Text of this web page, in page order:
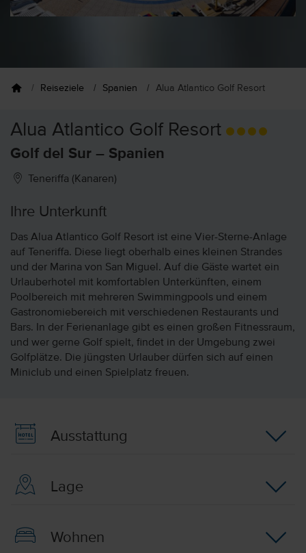
Reiseziele Spanien Alua Atlantico Golf Resort
Alua Atlantico Golf Resort
Golf del Sur – Spanien
Teneriffa (Kanaren)
Ihre Unterkunft
Das Alua Atlantico Golf Resort ist eine Vier-Sterne-Anlage
auf Teneriffa. Diese liegt oberhalb eines kleinen Strandes
und der Marina von San Miguel. Auf die Gäste wartet ein
Urlauberhotel mit komfortablen Unterkünften, einem
Poolbereich mit mehreren Swimmingpools und einem
Gastronomiebereich mit verschiedenen Restaurants und
Bars. In der Ferienanlage gibt es einen großen Fitnessraum,
und wer gerne Golf spielt, findet in der Umgebung zwei
Golfplätze. Die jüngsten Urlauber dürfen sich auf einen
Miniclub und einen Spielplatz freuen.
Ausstattung
Lage
Wohnen